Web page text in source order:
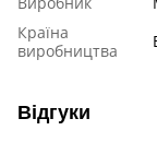
Країна
виробництва
Відгуки